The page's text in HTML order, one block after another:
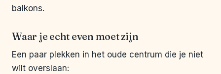
balkons.
Waar je echt even moet zijn
Een paar plekken in het oude centrum die je niet
wilt overslaan: